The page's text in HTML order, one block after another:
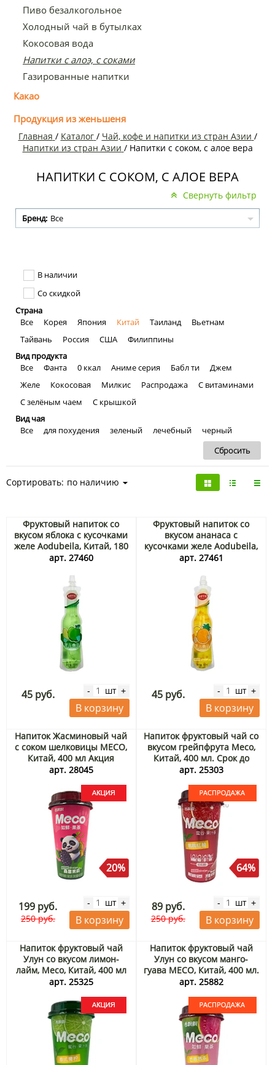
Пиво безалкогольное
Холодный чай в бутылках
Кокосовая вода
Напитки с алоэ, с соками
Газированные напитки
Какао
Продукция из женьшеня
Главная / Каталог / Чай, кофе и напитки из стран Азии /
Напитки из стран Азии / Напитки с соком, с алое вера
НАПИТКИ С СОКОМ, С АЛОЕ ВЕРА
Свернуть фильтр
Бренд: Все
В наличии
Со скидкой
Страна
Все
Корея Япония Китай Таиланд
Вьетнам
Тайвань
Россия США
Филиппины
Вид продукта
Все
Фанта 0 ккал Аниме серия Бабл ти
Джем
Желе
Кокосовая Милкис Распродажа
С витаминами
С зелёным чаем
С крышкой
Вид чая
Все
для похудения зеленый лечебный черный
Сортировать: по наличию
Фруктовый напиток со
вкусом яблока с кусочками
желе Aodubeila, Китай, 180
мл
арт. 27460
45 руб. - шт +
В корзину
Фруктовый напиток со
вкусом ананаса с
кусочками желе Aodubeila,
Китай, 180 мл
арт. 27461
45 руб. - шт +
В корзину
Напиток Жасминовый чай
с соком шелковицы MECO,
Китай, 400 мл Акция
арт. 28045
20%
199 руб.
250 руб.
- шт +
В корзину
Напиток фруктовый чай со
вкусом грейпфрута Meco,
Китай, 400 мл. Срок до
27.08.2026. Распродажа
арт. 25303
64%
89 руб.
250 руб.
- шт +
В корзину
Напиток фруктовый чай
Улун со вкусом лимон-
лайм, Meco, Китай, 400 мл
Акция
арт. 25325
Напиток фруктовый чай
Улун со вкусом манго-
гуава MECO, Китай, 400 мл.
Срок до 18.09.2026.
арт. 25882